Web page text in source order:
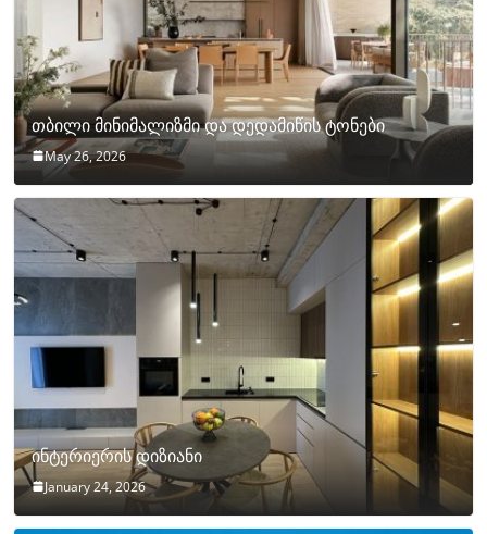
თბილი მინიმალიზმი და დედამიწის ტონები
May 26, 2026
ინტერიერის დიზიანი
January 24, 2026